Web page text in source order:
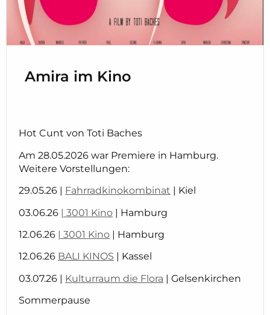
Amira im Kino
Hot Cunt von Toti Baches
Am 28.05.2026 war Premiere in Hamburg.
Weitere Vorstellungen:
29.05.26 | Fahrradkinokombinat | Kiel
03.06.26 | 3001 Kino | Hamburg
12.06.26 | 3001 Kino | Hamburg
12.06.26 BALI KINOS | Kassel
03.07.26 | Kulturraum die Flora | Gelsenkirchen
Sommerpause